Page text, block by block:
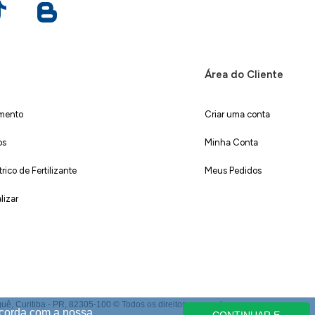
de Fertilizante
Área do Cliente
Criar uma conta
Minha Conta
Meus Pedidos
Curitiba - PR, 82305-100 © Todos os direitos reservados.
com a nossa